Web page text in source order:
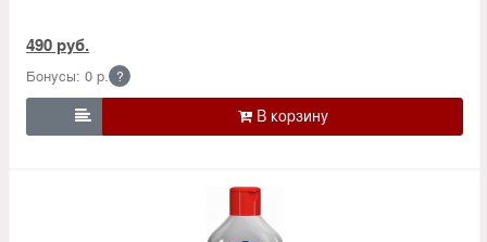
490 руб.
Бонусы: 0 р. ?
